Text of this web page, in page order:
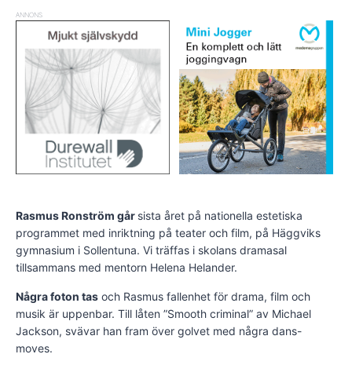
ANNONS
Rasmus Ronström går sista året på nationella estetiska
programmet med inriktning på teater och film, på Häggviks
gymnasium i Sollentuna. Vi träffas i skolans dramasal
tillsammans med mentorn Helena Helander.
Några foton tas och Rasmus fallenhet för drama, film och
musik är uppenbar. Till låten ”Smooth criminal” av Michael
Jackson, svävar han fram över golvet med några dans-
moves.